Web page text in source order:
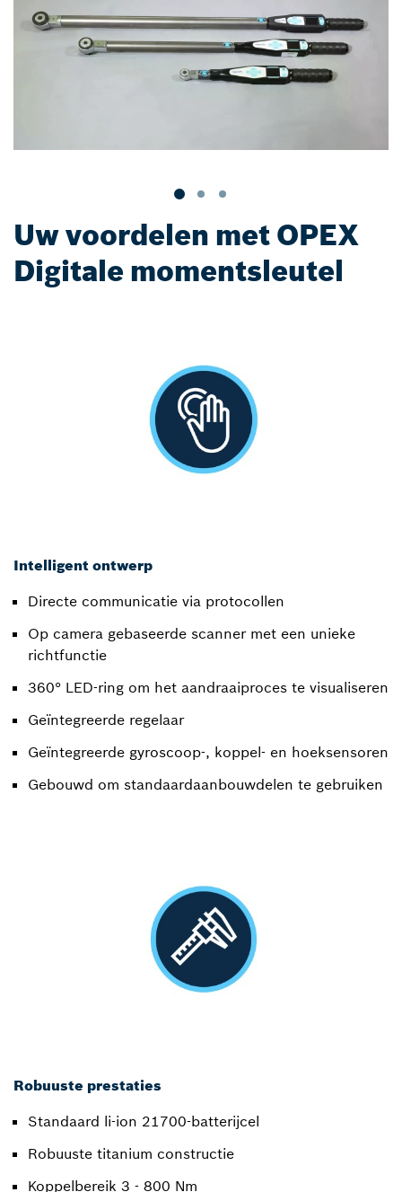
Uw voordelen met OPEX
Digitale momentsleutel
Intelligent ontwerp
Directe communicatie via protocollen
Op camera gebaseerde scanner met een unieke
richtfunctie
360° LED-ring om het aandraaiproces te visualiseren
Geïntegreerde regelaar
Geïntegreerde gyroscoop-, koppel- en hoeksensoren
Gebouwd om standaardaanbouwdelen te gebruiken
Robuuste prestaties
Standaard li-ion 21700-batterijcel
Robuuste titanium constructie
Koppelbereik 3 - 800 Nm